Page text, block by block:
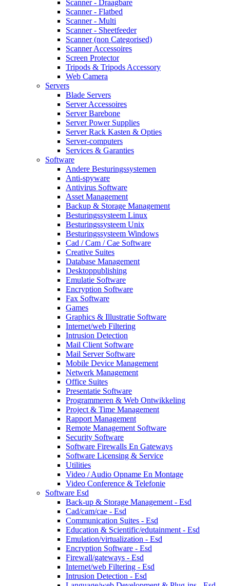
Scanner - Draagbare
Scanner - Flatbed
Scanner - Multi
Scanner - Sheetfeeder
Scanner (non Categorised)
Scanner Accessoires
Screen Protector
Tripods & Tripods Accessory
Web Camera
Servers
Blade Servers
Server Accessoires
Server Barebone
Server Power Supplies
Server Rack Kasten & Opties
Server-computers
Services & Garanties
Software
Andere Besturingssystemen
Anti-spyware
Antivirus Software
Asset Management
Backup & Storage Management
Besturingssysteem Linux
Besturingssysteem Unix
Besturingssysteem Windows
Cad / Cam / Cae Software
Creative Suites
Database Management
Desktoppublishing
Emulatie Software
Encryption Software
Fax Software
Games
Graphics & Illustratie Software
Internet/web Filtering
Intrusion Detection
Mail Client Software
Mail Server Software
Mobile Device Management
Netwerk Management
Office Suites
Presentatie Software
Programmeren & Web Ontwikkeling
Project & Time Management
Rapport Management
Remote Management Software
Security Software
Software Firewalls En Gateways
Software Licensing & Service
Utilities
Video / Audio Opname En Montage
Video Conference & Telefonie
Software Esd
Back-up & Storage Management - Esd
Cad/cam/cae - Esd
Communication Suites - Esd
Education & Scientific/edutainment - Esd
Emulation/virtualization - Esd
Encryption Software - Esd
Firewall/gateways - Esd
Internet/web Filtering - Esd
Intrusion Detection - Esd